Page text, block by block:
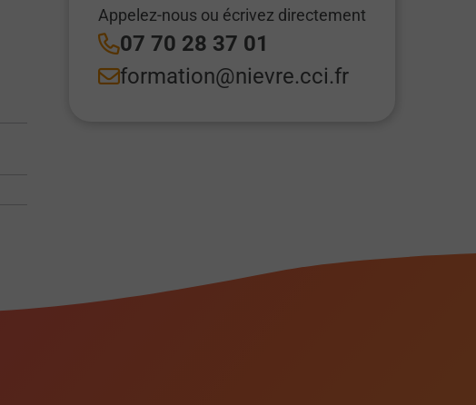
Appelez-nous ou écrivez directement
07 70 28 37 01
formation@nievre.cci.fr